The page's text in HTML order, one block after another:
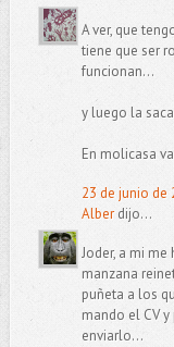
A ver, que
tiene que ser
funcionan...
y luego la
En molicasa
23 de junio de
Alberdijo...
Joder, a mi
manzana
puñeta a los
mando el CV
enviarlo...